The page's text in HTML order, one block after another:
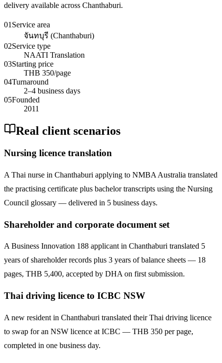
delivery available across Chanthaburi.
01 Service area
จันทบุรี (Chanthaburi)
02Service type
NAATI Translation
03Starting price
THB 350/page
04Turnaround
2–4 business days
05Founded
2011
Real client scenarios
Nursing licence translation
A Thai nurse in Chanthaburi applying to NMBA Australia translated
the practising certificate plus bachelor transcripts using the Nursing
Council glossary — delivered in 5 business days.
Shareholder and corporate document set
A Business Innovation 188 applicant in Chanthaburi translated 5
years of shareholder records plus 3 years of balance sheets — 18
pages, THB 5,400, accepted by DHA on first submission.
Thai driving licence to ICBC NSW
A new resident in Chanthaburi translated their Thai driving licence
to swap for an NSW licence at ICBC — THB 350 per page,
completed in one business day.